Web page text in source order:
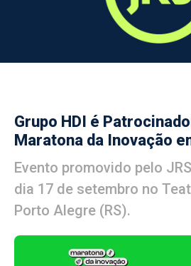
Grupo HDI é
Maratona da Inovação
Evento promovido pelo
dia 17 de setembro no
Porto Alegre (RS).